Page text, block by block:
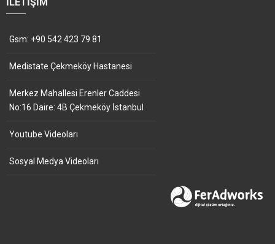
Gsm: +90 542 423 79 81
Medistate Çekmeköy Hastanesi
Merkez Mahallesi Erenler Caddesi
No:16 Daire: 4B Çekmeköy İstanbul
Youtube Videoları
Sosyal Medya Videoları